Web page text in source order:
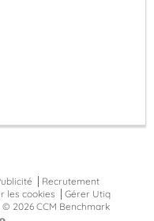
Recrutement
les cookies
Gérer Utiq
© 2026 CCM Benchmark